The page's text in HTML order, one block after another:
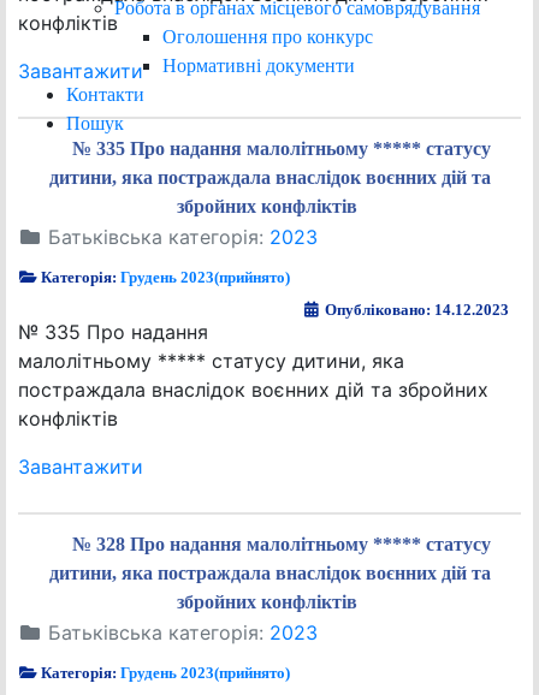
Робота в органах місцевого самоврядування
Оголошення про конкурс
Нормативні документи
Контакти
Пошук
конфліктів
Завантажити
№ 335 Про надання малолітньому ***** статусу
дитини, яка постраждала внаслідок воєнних дій та
збройних конфліктів
Батьківська категорія: 2023
Категорія:Грудень 2023(прийнято)
Опубліковано: 14.12.2023
№ 335 Про надання
малолітньому ***** статусу дитини, яка
постраждала внаслідок воєнних дій та збройних
конфліктів
Завантажити
№ 328 Про надання малолітньому ***** статусу
дитини, яка постраждала внаслідок воєнних дій та
збройних конфліктів
Батьківська категорія: 2023
Категорія:Грудень 2023(прийнято)